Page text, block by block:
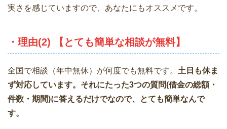
実さを感じていますので、あなたにもオススメです。
・理由(2) 【とても簡単な相談が無料】
全国で相談（年中無休）が何度でも無料です。 土日も休ま
ず対応しています。それにたった3つの質問(借金の総額・
件数・期間)に答えるだけでなので、とても簡単なんで
す。